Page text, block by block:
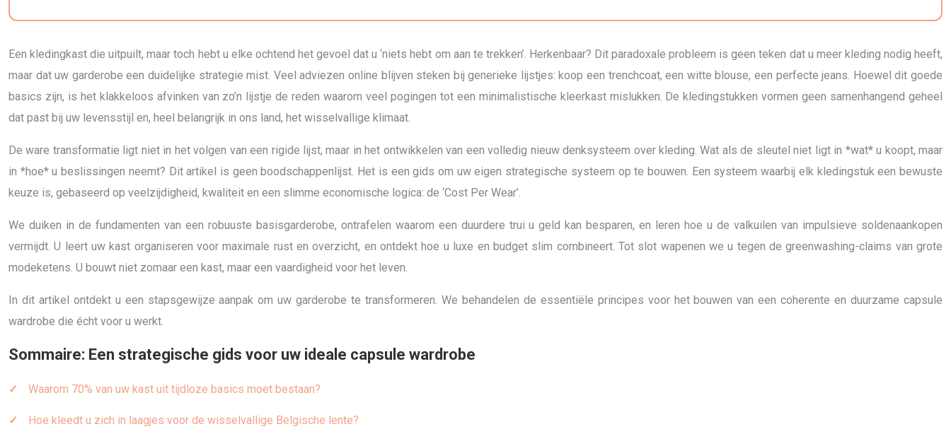
Een kledingkast die uitpuilt, maar toch hebt u elke ochtend het gevoel dat u ‘niets hebt om aan te trekken’. Herkenbaar? Dit paradoxale probleem is geen teken dat u meer kleding nodig heeft,
maar dat uw garderobe een duidelijke strategie mist. Veel adviezen online blijven steken bij generieke lijstjes: koop een trenchcoat, een witte blouse, een perfecte jeans. Hoewel dit goede
basics zijn, is het klakkeloos afvinken van zo’n lijstje de reden waarom veel pogingen tot een minimalistische kleerkast mislukken. De kledingstukken vormen geen samenhangend geheel
dat past bij uw levensstijl en, heel belangrijk in ons land, het wisselvallige klimaat.
De ware transformatie ligt niet in het volgen van een rigide lijst, maar in het ontwikkelen van een volledig nieuw denksysteem over kleding. Wat als de sleutel niet ligt in *wat* u koopt, maar
in *hoe* u beslissingen neemt? Dit artikel is geen boodschappenlijst. Het is een gids om uw eigen strategische systeem op te bouwen. Een systeem waarbij elk kledingstuk een bewuste
keuze is, gebaseerd op veelzijdigheid, kwaliteit en een slimme economische logica: de ‘Cost Per Wear’.
We duiken in de fundamenten van een robuuste basisgarderobe, ontrafelen waarom een duurdere trui u geld kan besparen, en leren hoe u de valkuilen van impulsieve soldenaankopen
vermijdt. U leert uw kast organiseren voor maximale rust en overzicht, en ontdekt hoe u luxe en budget slim combineert. Tot slot wapenen we u tegen de greenwashing-claims van grote
modeketens. U bouwt niet zomaar een kast, maar een vaardigheid voor het leven.
In dit artikel ontdekt u een stapsgewijze aanpak om uw garderobe te transformeren. We behandelen de essentiële principes voor het bouwen van een coherente en duurzame capsule
wardrobe die écht voor u werkt.
Sommaire: Een strategische gids voor uw ideale capsule wardrobe
Waarom 70% van uw kast uit tijdloze basics moet bestaan?
Hoe kleedt u zich in laagjes voor de wisselvallige Belgische lente?